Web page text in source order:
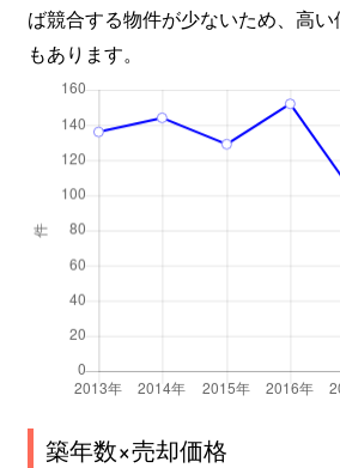
ば競合する物件が少ないため、高
もあります。
築年数×売却価格